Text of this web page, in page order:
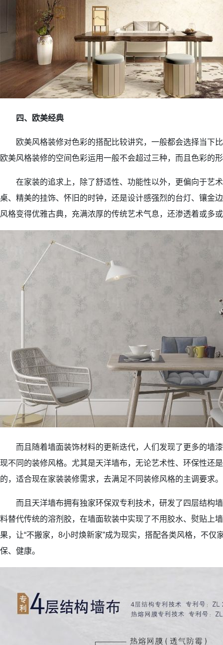
四、欧美经典
欧美风格装修对色彩的搭配比较讲究，一般都会选择当下比
欧美风格装修的空间色彩运用一般不会超过三种，而且色彩的
在家装的追求上，除了舒适性、功能性以外，更偏向于艺术
桌、精美的挂饰、怀旧的时钟，还是设计感强烈的台灯、镶金
风格变得优雅古典，充满浓厚的传统艺术气息，还渗透着或多
而且随着墙面装饰材料的更新迭代，人们发现了更多的墙漆
现不同的装修风格。尤其是天洋墙布，无论艺术性、环保性还
的，适合现在家装装修需求，去满足不同装修风格的主调要求。
而且天洋墙布拥有独家环保双专利技术，研发了四层结构墙
料替代传统的溶剂胶，在墙面软装中实现了不用胶水、熨贴上
果，让“不搬家，8小时焕新家”成为现实，搭配各类风格，不仅
保、健康。